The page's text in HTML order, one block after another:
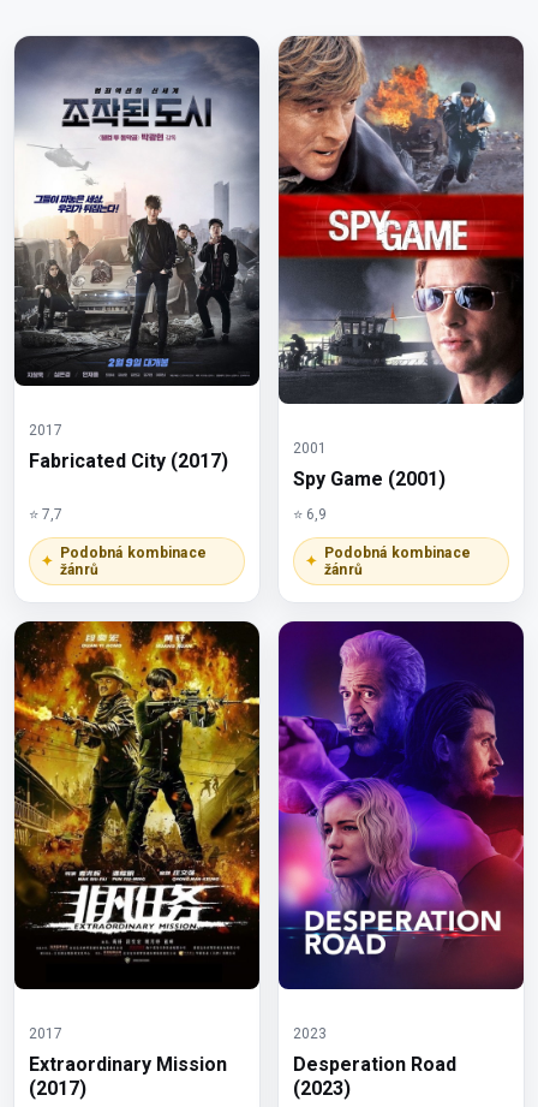
2017
Fabricated City (2017)
⭐ 7,7
Podobná kombinace
žánrů
2001
Spy Game (2001)
⭐ 6,9
Podobná kombinace
žánrů
2017
Extraordinary Mission
(2017)
2023
Desperation Road
(2023)